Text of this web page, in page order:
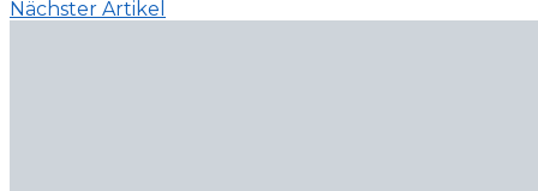
Nächster Artikel